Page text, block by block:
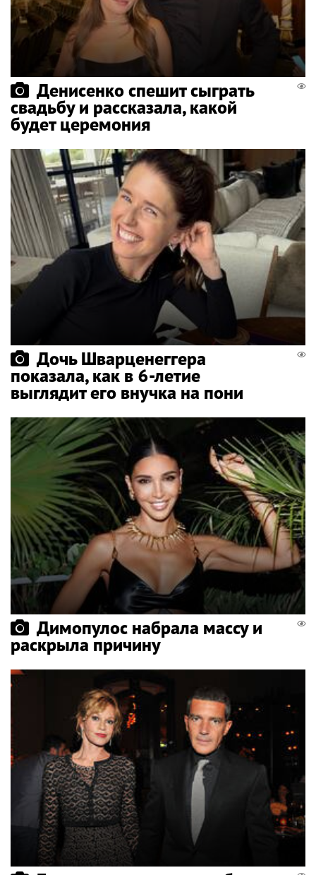
Денисенко спешит сыграть
свадьбу и рассказала, какой
будет церемония
Дочь Шварценеггера
показала, как в 6-летие
выглядит его внучка на пони
Димопулос набрала массу и
раскрыла причину